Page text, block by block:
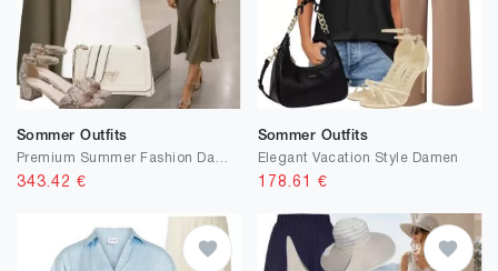
Sommer Outfits
343.42 €
Sommer Outfits
Elegant Vacation Style Damen
178.61 €